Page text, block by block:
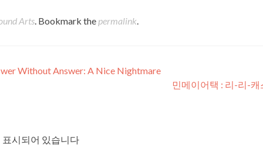
Arts. Bookmark the permalink.
Without Answer: A Nice Nightmare
민메이어택 : 리-리-
시되어 있습니다